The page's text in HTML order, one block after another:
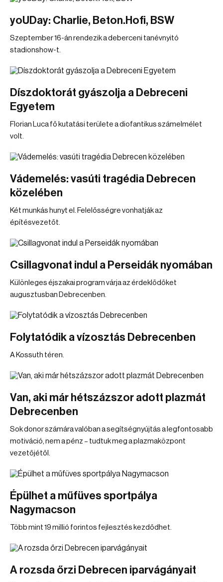
yoUDay: Charlie, Beton.Hofi, BSW
Szeptember 16-án rendezik a deberceni tanévnyitó
stadionshow-t.
Díszdoktorát gyászolja a Debreceni
Egyetem
Florian Luca fő kutatási területe a diofantikus számelmélet
volt.
Vádemelés: vasúti tragédia Debrecen
közelében
Két munkás hunyt el. Felelősségre vonhatják az
építésvezetőt.
Csillagvonat indul a Perseidák nyomában
Különleges éjszakai program várja az érdeklődőket
augusztusban Debrecenben.
Folytatódik a vízosztás Debrecenben
A Kossuth téren.
Van, aki már hétszázszor adott plazmát
Debrecenben
Sok donor számára valóban a segítségnyújtás a legfontosabb
motiváció, nem a pénz – tudtuk meg a plazmaközpont
vezetőjétől.
Épülhet a műfüves sportpálya
Nagymacson
Több mint 19 millió forintos fejlesztés kezdődhet.
A rozsda őrzi Debrecen iparvágányait